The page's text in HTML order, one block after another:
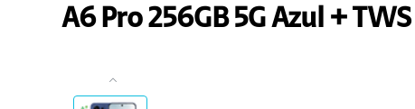
A6 Pro 256GB 5G Azul +